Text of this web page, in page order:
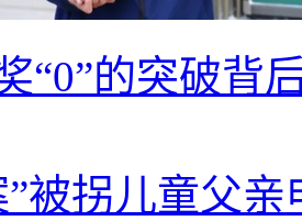
“0”的突破背
”被拐儿童父